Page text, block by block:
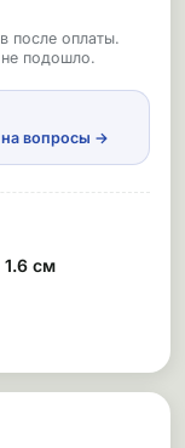
после оплаты.
подошло.
вопросы →
1.6 см